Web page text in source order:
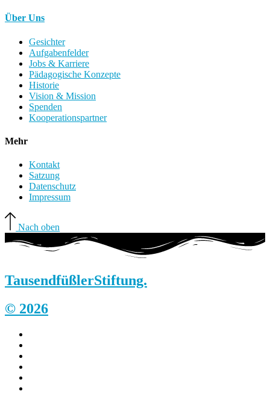
Über Uns
Gesichter
Aufgabenfelder
Jobs & Karriere
Pädagogische Konzepte
Historie
Vision & Mission
Spenden
Kooperationspartner
Mehr
Kontakt
Satzung
Datenschutz
Impressum
Nach oben
TausendfüßlerStiftung.
© 2026